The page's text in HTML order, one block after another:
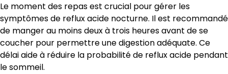
Le moment des repas est crucial pour gérer les
symptômes de reflux acide nocturne. Il est recommandé
de manger au moins deux à trois heures avant de se
coucher pour permettre une digestion adéquate. Ce
délai aide à réduire la probabilité de reflux acide pendant
le sommeil.